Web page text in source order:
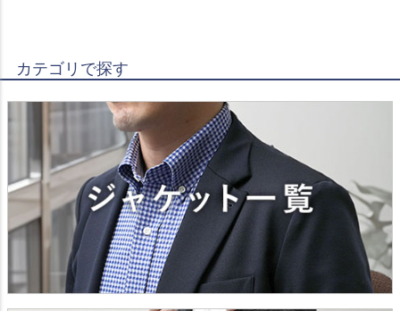
カテゴリで探す